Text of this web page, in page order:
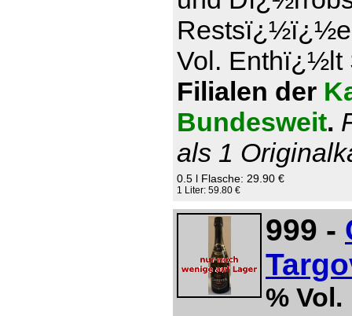
Restsï¿½ï¿½e
Vol. Enthï¿½lt
Filialen der
Bundesweit.
als 1
0.5 l Flasche: 29.90 €
1 Liter: 59.80 €
999 -
% Vol.